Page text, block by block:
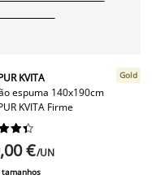
KVITA
espuma 140x190cm
KVITA Firme
Gold



€/UN